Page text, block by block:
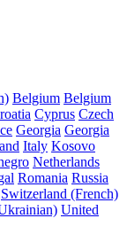
Belgium Belgium
Cyprus Czech
Georgia Georgia
Italy Kosovo
Netherlands
Romania Russia
Switzerland (French)
United